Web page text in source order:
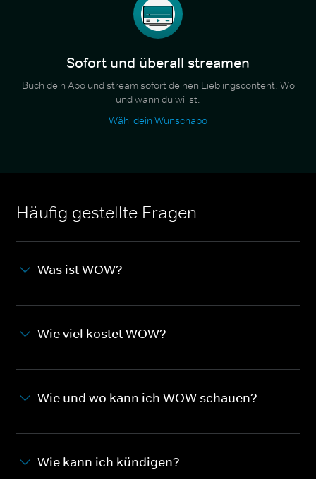
Sofort und überall streamen
Buch dein Abo und stream sofort deinen Lieblingscontent. Wo
und wann du willst.
Wähl dein Wunschabo
Häufig gestellte Fragen
Was ist WOW?
Wie viel kostet WOW?
Wie und wo kann ich WOW schauen?
Wie kann ich kündigen?